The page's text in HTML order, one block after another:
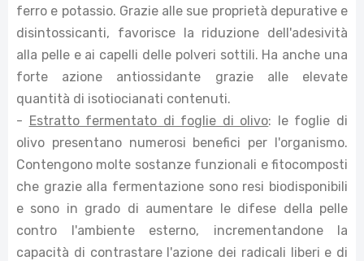
ferro e potassio. Grazie alle sue proprietà depurative e
disintossicanti, favorisce la riduzione dell'adesività
alla pelle e ai capelli delle polveri sottili. Ha anche una
forte azione antiossidante grazie alle elevate
quantità di isotiocianati contenuti.
- Estratto fermentato di foglie di olivo: le foglie di
olivo presentano numerosi benefici per l'organismo.
Contengono molte sostanze funzionali e fitocomposti
che grazie alla fermentazione sono resi biodisponibili
e sono in grado di aumentare le difese della pelle
contro l'ambiente esterno, incrementandone la
capacità di contrastare l'azione dei radicali liberi e di